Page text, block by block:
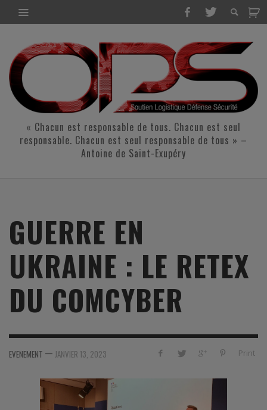
« Chacun est responsable de tous. Chacun est seul
responsable. Chacun est seul responsable de tous » –
Antoine de Saint-Exupéry
GUERRE EN
UKRAINE : LE RETEX
DU COMCYBER
Print
EVENEMENT — JANVIER 13, 2023